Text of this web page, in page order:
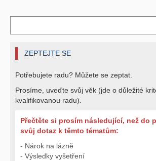
ZEPTEJTE SE
Potřebujete radu? Můžete se zeptat.
Prosíme, uveďte svůj věk (jde o důležité
kvalifikovanou radu).
Přečtěte si prosím následující, než do
svůj dotaz k těmto tématům:
- Nárok na lázně
- Výsledky vyšetření